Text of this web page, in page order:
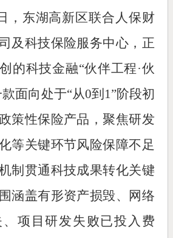
，东湖高新区联合人保财
及科技保险服务中心，正
的科技金融“伙伴工程·伙
面向处于“从0到1”阶段初
策性保险产品，聚焦研发
等关键环节风险保障不足
制贯通科技成果转化关键
涵盖有形资产损毁、网络
项目研发失败已投入费